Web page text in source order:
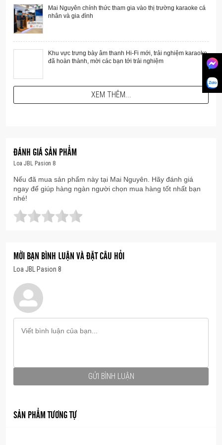
Loa JBL Pasion 8 rất dễ kết hợp với các mẫu loa
của gia đình. Với công suất hiệu dụng đạt 150W
cũng đủ có thể làm sôi động của gian phòng có diện
Nhỏ gọn là 1 lợi thế mạnh của Loa JBL Pasion 8 rất
dễ có thể đặt để hoặc treo lên các vị trí trong phòng
khách gia đình, phòng hát tại nhà mà không quá mất
Mai Nguyên chính thức tham gia vào thị trường karaoke cá
nhân và gia đình
Khu vực trưng bày âm thanh Hi-Fi mới, trải nghiệm karaoke
đã hoàn thành, mời các bạn tới trải nghiệm
Chỉ trong 1 tuần cuối năm - Mua loa JBL BoomBox 300,
XEM THÊM...
ĐÁNH GIÁ SẢN PHẨM
Loa JBL Pasion 8
Nếu đã mua sản phẩm này tại Mai Nguyên. Hãy đánh giá
ngay để giúp hàng ngàn người chọn mua hàng tốt nhất bạn
nhé!
MỜI BẠN BÌNH LUẬN VÀ ĐẶT CÂU HỎI
Loa JBL Pasion 8
GỬI BÌNH LUẬN
SẢN PHẨM TƯƠNG TỰ